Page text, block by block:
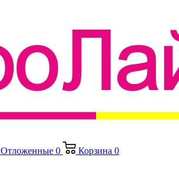
Отложенные 0 Корзина 0